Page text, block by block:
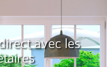
avec les